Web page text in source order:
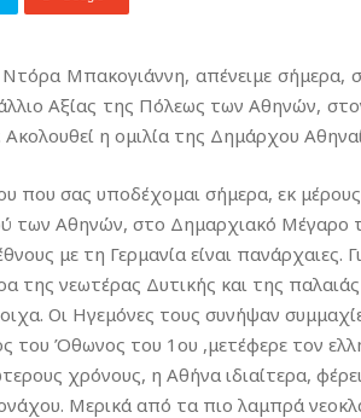
Μπακογιάννη, απένειμε σήμερα,
Αξίας της Πόλεως των Αθηνών,
η ομιλία της Δημάρχου
που σας υποδέχομαι σήμερα, εκ
των Αθηνών, στο Δημαρχιακό Μέγαρο
με τη Γερμανία είναι πανάρχαιες.
της νεωτέρας Δυτικής και της
Οι Ηγεμόνες τους συνήψαν
του Όθωνος του 1ου ,μετέφερε τον
χρόνους, η Αθήνα ιδιαίτερα,
Μερικά από τα πιο λαμπρά